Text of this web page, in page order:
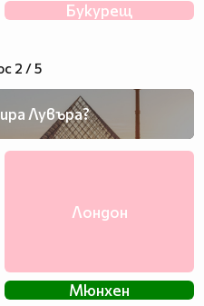
Букурещ
2 / 5
Лувъра?
Лондон
Мюнхен